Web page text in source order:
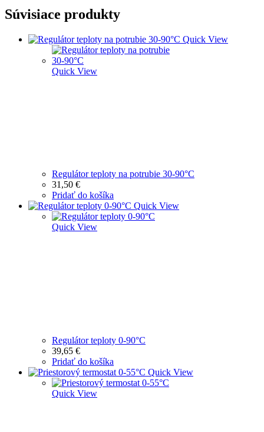
Súvisiace produkty
Quick View
Quick View
Regulátor teploty na potrubie 30-90°C
31,50 €
Pridať do košíka
Quick View
Quick View
Regulátor teploty 0-90°C
39,65 €
Pridať do košíka
Quick View
Quick View